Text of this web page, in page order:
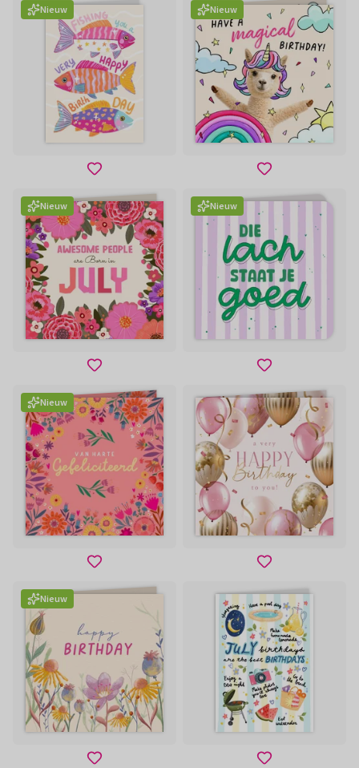
Nieuw Nieuw
Nieuw Nieuw
Nieuw
Nieuw